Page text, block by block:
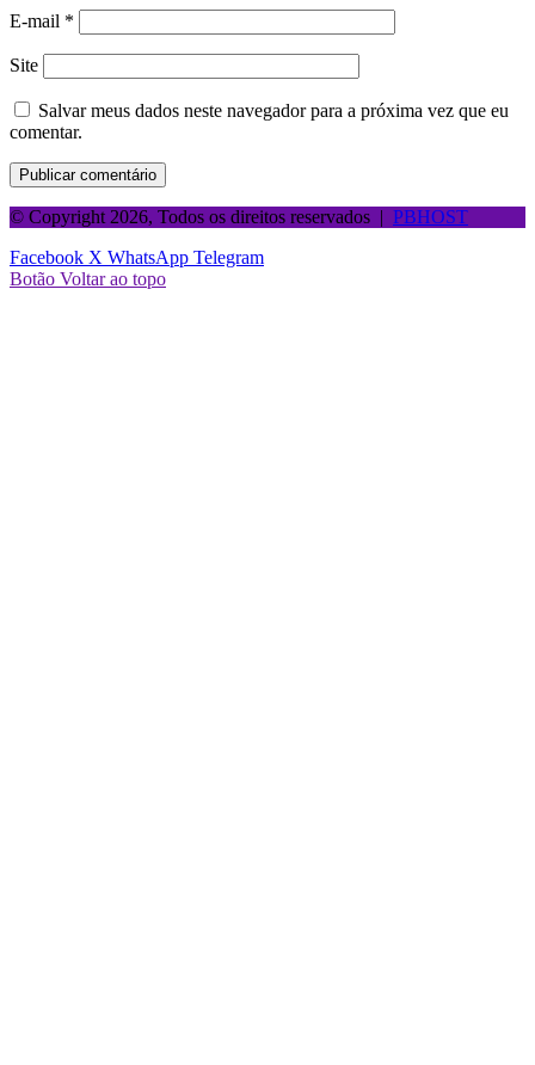
E-mail *
Site
Salvar meus dados neste navegador para a próxima vez que eu
comentar.
© Copyright 2026, Todos os direitos reservados | PBHOST
Facebook X WhatsApp Telegram
Botão Voltar ao topo